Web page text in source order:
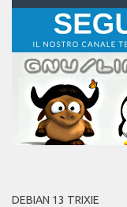
DEBIAN 13 TRIXIE